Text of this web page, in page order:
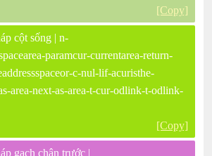
[Copy]
cột sống | n-
paramcur-currentarea-return-
c-nul-lif-acuristhe-
area-next-as-area-t-cur-odlink-t-odlink-
[Copy]
gạch chân trước |